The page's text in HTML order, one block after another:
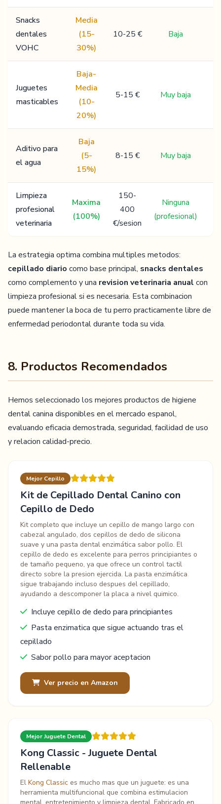
Snacks
dentales
VOHC
Media
(15-
30%)
10-25 € Baja
Juguetes
masticables
Baja-
Media
(10-
20%)
5-15 € Muy baja
Aditivo para
el agua
Baja
(5-
15%)
8-15 € Muy baja
Limpieza
profesional
veterinaria
Maxima
(100%)
150-
400
€/sesion
Ninguna
(profesional)
La estrategia optima combina multiples metodos:
cepillado diario como base principal, snacks dentales
como complemento y una revision veterinaria anual con
limpieza profesional si es necesaria. Esta combinacion
puede mantener la boca de tu perro practicamente libre de
enfermedad periodontal durante toda su vida.
8. Productos Recomendados
Hemos seleccionado los mejores productos de higiene
dental canina disponibles en el mercado espanol,
evaluando eficacia demostrada, seguridad, facilidad de uso
y relacion calidad-precio.
Mejor Cepillo
Kit de Cepillado Dental Canino con
Cepillo de Dedo
Kit completo que incluye un cepillo de mango largo con
cabezal angulado, dos cepillos de dedo de silicona
suave y una pasta dental enzimática sabor pollo. El
cepillo de dedo es excelente para perros principiantes o
de tamaño pequeno, ya que ofrece un control tactil
directo sobre la presion ejercida. La pasta enzimática
sigue trabajando incluso despues del cepillado,
ayudando a descomponer la placa a nivel quimico.
Incluye cepillo de dedo para principiantes
Pasta enzimatica que sigue actuando tras el
cepillado
Sabor pollo para mayor aceptacion
Ver precio en Amazon
Mejor Juguete Dental
Kong Classic - Juguete Dental
Rellenable
El Kong Classic es mucho mas que un juguete: es una
herramienta multifuncional que combina estimulacion